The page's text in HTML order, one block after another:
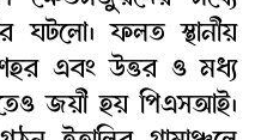
ঘটলো। ফলত স্থানীয়
এবং উত্তর ও মধ্য
জয়ী হয় পিএসআই।